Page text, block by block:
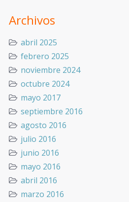
Archivos
abril 2025
febrero 2025
noviembre 2024
octubre 2024
mayo 2017
septiembre 2016
agosto 2016
julio 2016
junio 2016
mayo 2016
abril 2016
marzo 2016